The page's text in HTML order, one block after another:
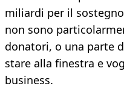
miliardi per il
non sono
donatori, o una parte
stare alla finestra e
business.